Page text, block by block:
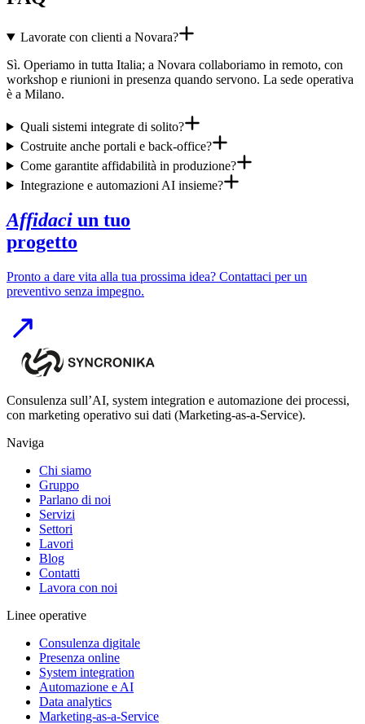
Lavorate con clienti a Novara?
Sì. Operiamo in tutta Italia; a Novara collaboriamo in remoto, con
workshop e riunioni in presenza quando servono. La sede operativa
è a Milano.
Quali sistemi integrate di solito?
Costruite anche portali e back-office?
Come garantite affidabilità in produzione?
Integrazione e automazioni AI insieme?
Affidaci un tuo
progetto
Pronto a dare vita alla tua prossima idea? Contattaci per un
preventivo senza impegno.
Consulenza sull’AI, system integration e automazione dei processi,
con marketing operativo sui dati (Marketing-as-a-Service).
Naviga
Chi siamo
Gruppo
Parlano di noi
Servizi
Settori
Lavori
Blog
Contatti
Lavora con noi
Linee operative
Consulenza digitale
Presenza online
System integration
Automazione e AI
Data analytics
Marketing-as-a-Service